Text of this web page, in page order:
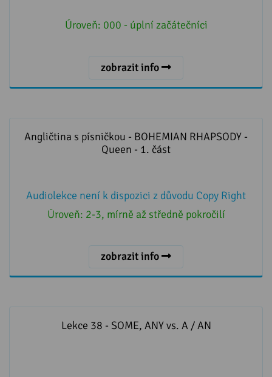
Úroveň: 000 - úplní začátečníci
zobrazit info
Queen - 1. část
Angličtina s písničkou - BOHEMIAN RHAPSODY -
Queen - 1. část
Audiolekce není k dispozici z důvodu Copy Right
Úroveň: 2-3, mírně až středně pokročilí
zobrazit info
Lekce 38 - SOME, ANY vs. A / AN